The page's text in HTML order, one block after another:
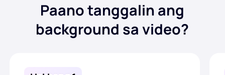
Paano tanggalin ang
background sa video?